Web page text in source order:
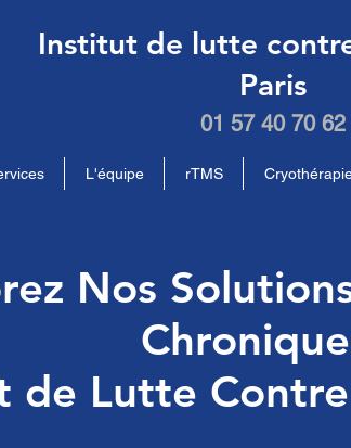
Institut de lutte
Paris
01 57 40 70 62
L'équipe rTMS
Nos
de Lutte